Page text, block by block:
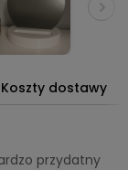
Koszty dostawy
przydatny